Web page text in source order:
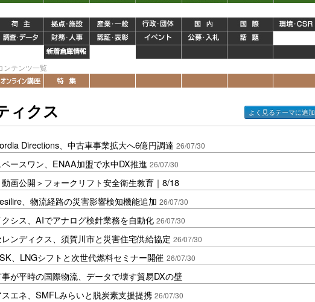
ンテンツ一覧
ィクス よく見るテーマに追加
Directions、中古車事業拡大へ6億円調達 26/07/30
ペースワン、ENAA加盟で水中DX推進 26/07/30
動画公開＞フォークリフト安全衛生教育｜8/18
、物流経路の災害影響検知機能追加 26/07/30
クシス、AIでアナログ検針業務を自動化 26/07/30
レンディクス、須賀川市と災害住宅供給協定 26/07/30
、LNGシフトと次世代燃料セミナー開催 26/07/30
が平時の国際物流、データで壊す貿易DXの壁
スエネ、SMFLみらいと脱炭素支援提携 26/07/30